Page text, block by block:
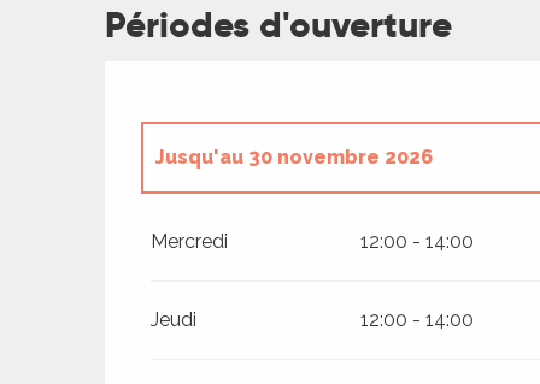
Périodes d'ouverture
Jusqu'au 30 novembre 2026
Mercredi 12:00 - 14:00
Jeudi 12:00 - 14:00